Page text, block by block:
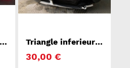
Triangle inferieur
X3 E83
30,00 €